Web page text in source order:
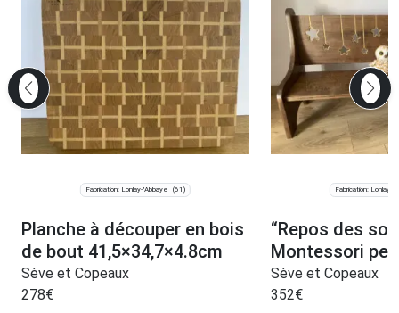
Fabrication: Lonlay-l'Abbaye (61)
Planche à découper en bois
de bout 41,5×34,7×4.8cm
Sève et Copeaux
278€
Fabrication: Lonlay-
“Repos des
Montessori
Sève et Copeaux
352€